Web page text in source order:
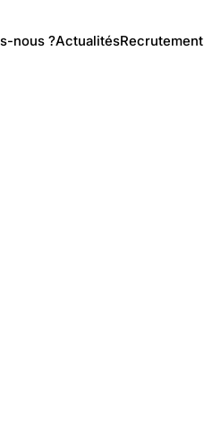
nous ?ActualitésRecrutement